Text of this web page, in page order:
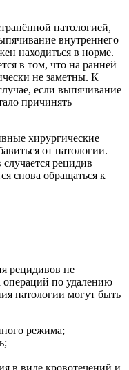
патологией,
внутреннего
находиться в норме.
в том, что на ранней
не заметны. К
если выпячивание
причинять
хирургические
от патологии.
рецидив
снова обращаться к
рецидивов не
операций по удалению
патологии могут быть
режима;